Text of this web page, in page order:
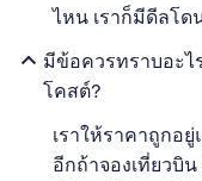
ไหน เราก็มีดีลโ
มีข้อควรทราบอะไ
โคสต์?
เราให้ราคาถูกอ
อีกถ้าจองเที่ยวบิ